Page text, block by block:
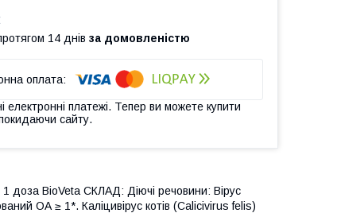
14 днів за домовленістю
електронні платежі. Тепер ви можете купити
сайту.
1 доза BioVeta СКЛАД: Діючі речовини: Вірус
ОА ≥ 1*. Каліцивірус котів (Calicivirus felis)